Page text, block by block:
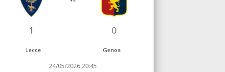
1 0
Lecce Genoa
24/05/2026 20:45